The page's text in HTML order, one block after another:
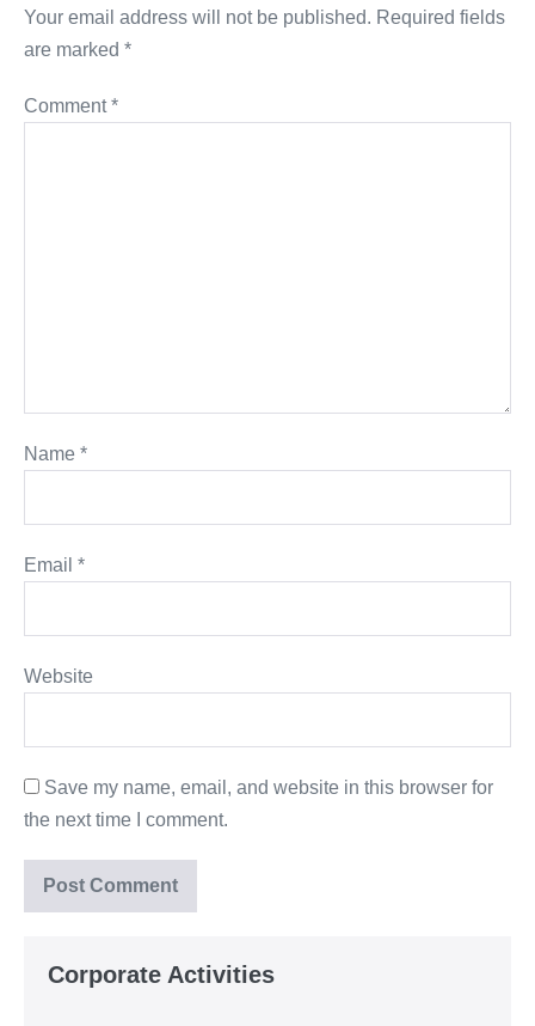
Your email address will not be published. Required fields
are marked *
Comment*
Name *
Email *
Website
Save my name, email, and website in this browser for
the next time I comment.
Corporate Activities